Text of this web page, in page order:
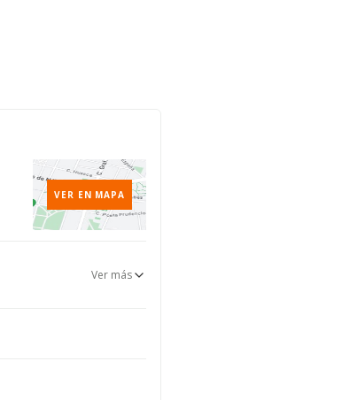
VER EN MAPA
Ver más